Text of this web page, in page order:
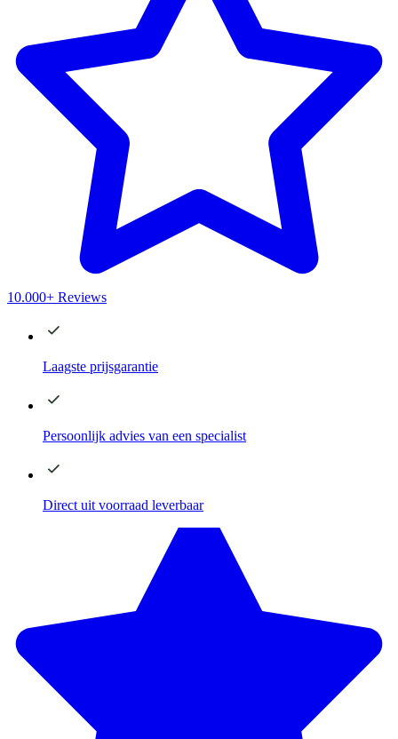
10.000+ Reviews
Laagste prijsgarantie
Persoonlijk advies van een specialist
Direct uit voorraad leverbaar